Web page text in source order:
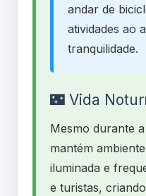
andar de
atividades ao
tranquilidade.
🌃 Vida
Mesmo durante
mantém
iluminada e
e turistas,